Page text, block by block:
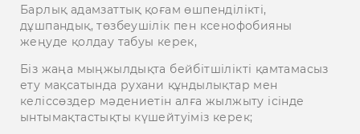
Барлық адамзаттық қоғам өшпенділікті,
дұшпандық, төзбеушілік пен ксенофобияны
жеңуде қолдау табуы керек,
Біз жаңа мыңжылдықта бейбітшілікті қамтамасыз
ету мақсатында рухани құндылықтар мен
келіссөздер мәдениетін алға жылжыту ісінде
ынтымақтастықты күшейтуіміз керек;